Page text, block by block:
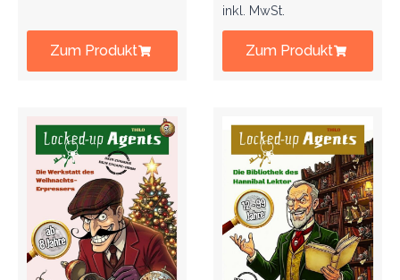
Zum Produkt
inkl. MwSt.
Zum Produkt